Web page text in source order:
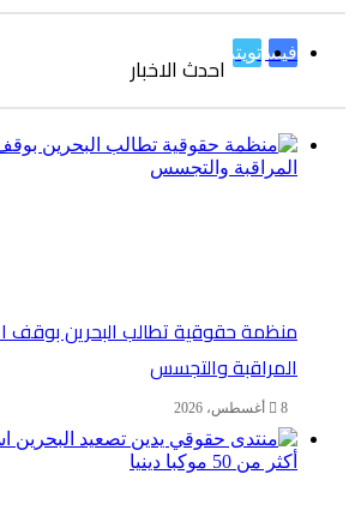
فيسبوك
تويتر احدث الاخبار
منظمة حقوقية تطالب البحرين بوقف
المراقبة والتجسس
8 أغسطس، 2026